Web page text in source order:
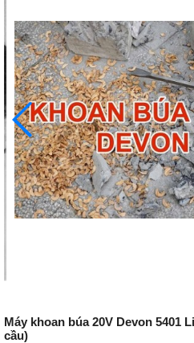
Máy khoan búa 20V Devon 5401
cầu)